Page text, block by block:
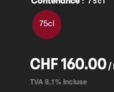
75cl
CHF 160.00